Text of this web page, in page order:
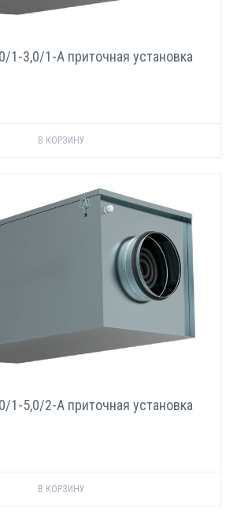
1-3,0/1-A приточная установка
1-5,0/2-A приточная установка